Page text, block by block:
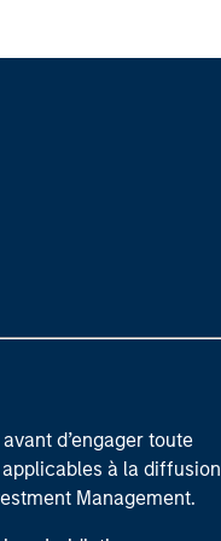
d’engager toute
à la diffusion
Management.